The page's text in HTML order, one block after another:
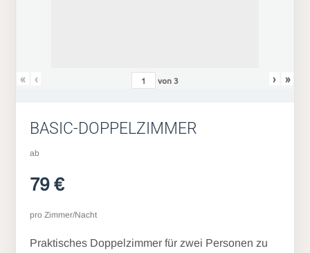
« ‹ von3 › »
BASIC-DOPPELZIMMER
ab
79 €
pro Zimmer/Nacht
Praktisches Doppelzimmer für zwei Personen zu